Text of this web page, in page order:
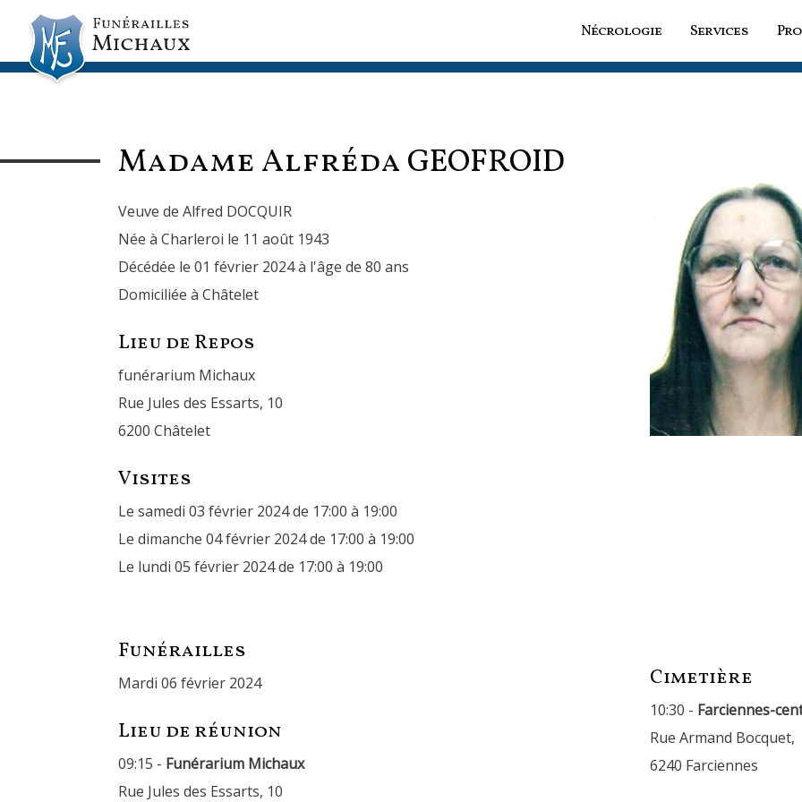
Nécrologie Services
Madame Alfréda GEOFROID
Veuve de Alfred DOCQUIR
Née à Charleroi le 11 août 1943
Décédée le 01 février 2024 à l'âge de 80 ans
Domiciliée à Châtelet
Lieu de Repos
funérarium Michaux
Rue Jules des Essarts, 10
6200 Châtelet
Visites
Le samedi 03 février 2024 de 17:00 à 19:00
Le dimanche 04 février 2024 de 17:00 à 19:00
Le lundi 05 février 2024 de 17:00 à 19:00
Funérailles
mardi 06 février 2024
Lieu de réunion
09:15 - Funérarium Michaux
Rue Jules des Essarts, 10
Cimetière
10:30 - Farciennes-
Rue Armand Bocquet,
6240 Farciennes